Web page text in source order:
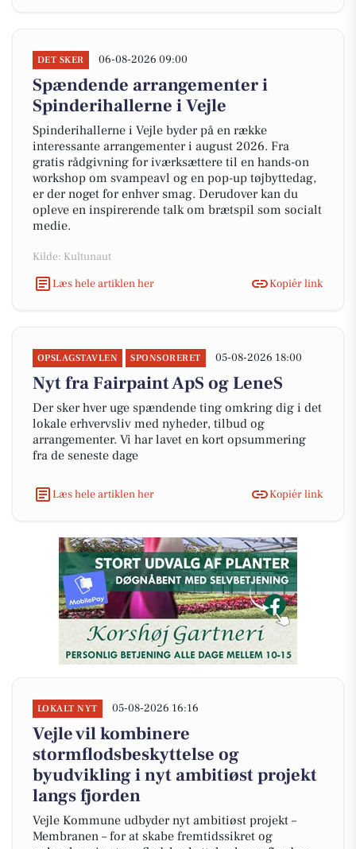
DET SKER 06-08-2026 09:00
Spændende arrangementer i
Spinderihallerne i Vejle
Spinderihallerne i Vejle byder på en række
interessante arrangementer i august 2026. Fra
gratis rådgivning for iværksættere til en hands-on
workshop om svampeavl og en pop-up tøjbyttedag,
er der noget for enhver smag. Derudover kan du
opleve en inspirerende talk om brætspil som socialt
medie.
Kilde: Kultunaut
Læs hele artiklen her
Kopiér link
OPSLAGSTAVLEN SPONSORERET 05-08-2026 18:00
Nyt fra Fairpaint ApS og LeneS
Der sker hver uge spændende ting omkring dig i det
lokale erhvervsliv med nyheder, tilbud og
arrangementer. Vi har lavet en kort opsummering
fra de seneste dage
Læs hele artiklen her Kopiér link
LOKALT NYT 05-08-2026 16:16
Vejle vil kombinere
stormflodsbeskyttelse og
byudvikling i nyt ambitiøst projekt
langs fjorden
Vejle Kommune udbyder nyt ambitiøst projekt –
Membranen – for at skabe fremtidssikret og